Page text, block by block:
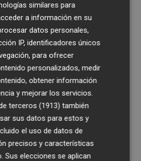
Cros reconocen a grandes
en el Cante de las Minas
la actualidad de
en tu correo
suscribirme
similares para
a información en su
datos personales,
IP, identificadores únicos
para ofrecer
personalizados, medir
obtener información
y mejorar los servicios.
terceros (1913) también
sus datos para estos y
el uso de datos de
precisos y características
Sus elecciones se aplican